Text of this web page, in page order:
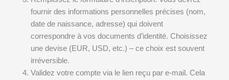
fournir des informations personnelles précises (nom,
date de naissance, adresse) qui doivent
correspondre à vos documents d’identité. Choisissez
une devise (EUR, USD, etc.) – ce choix est souvent
irréversible.
Validez votre compte via le lien reçu par e-mail. Cela